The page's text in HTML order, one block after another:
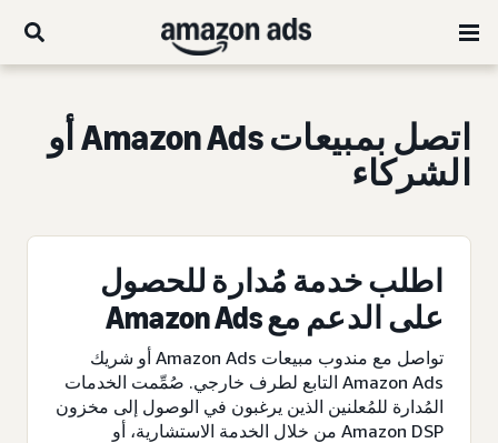
اتصل بمبيعات Amazon Ads أو
الشركاء
اطلب خدمة مُدارة للحصول
على الدعم مع Amazon Ads
تواصل مع مندوب مبيعات Amazon Ads أو شريك
Amazon Ads التابع لطرف خارجي. صُمِّمت الخدمات
المُدارة للمُعلنين الذين يرغبون في الوصول إلى مخزون
Amazon DSP من خلال الخدمة الاستشارية، أو